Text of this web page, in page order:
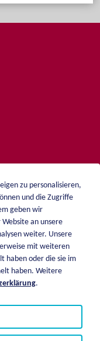
zu personalisieren,
und die Zugriffe
geben wir
an unsere
weiter. Unsere
mit weiteren
haben oder die sie im
haben. Weitere
.